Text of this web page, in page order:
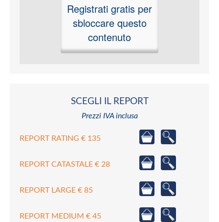
Registrati gratis per
sbloccare questo
contenuto
SCEGLI IL REPORT
Prezzi IVA inclusa
REPORT RATING € 135
REPORT CATASTALE € 28
REPORT LARGE € 85
REPORT MEDIUM € 45